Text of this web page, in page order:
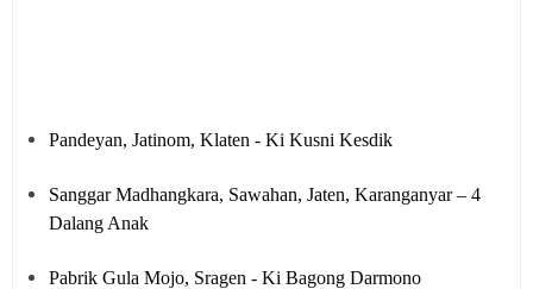
Pandeyan, Jatinom, Klaten - Ki Kusni Kesdik
Sanggar Madhangkara, Sawahan, Jaten, Karanganyar – 4
Dalang Anak
Pabrik Gula Mojo, Sragen - Ki Bagong Darmono